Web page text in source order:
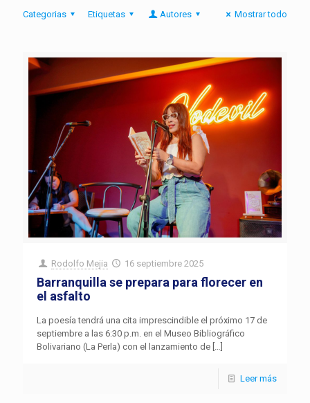
Categorias Etiquetas Autores Mostrar todo
Rodolfo Mejia 16 septiembre 2025
Barranquilla se prepara para florecer en
el asfalto
La poesía tendrá una cita imprescindible el próximo 17 de
septiembre a las 6:30 p.m. en el Museo Bibliográfico
Bolivariano (La Perla) con el lanzamiento de
Leer más